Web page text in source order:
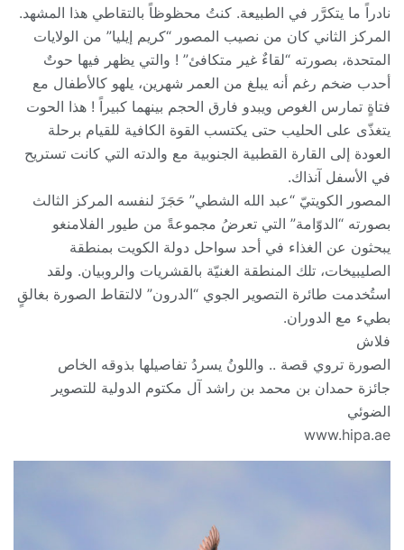
نادراً ما يتكرَّر في الطبيعة. كنتُ محظوظاً بالتقاطي هذا المشهد.
المركز الثاني كان من نصيب المصور “كريم إيليا” من الولايات
المتحدة، بصورته “لقاءٌ غير متكافئ” ! والتي يظهر فيها حوتٌ
أحدب ضخم رغم أنه يبلغ من العمر شهرين، يلهو كالأطفال مع
فتاةٍ تمارس الغوص ويبدو فارق الحجم بينهما كبيراً ! هذا الحوت
يتغذّى على الحليب حتى يكتسب القوة الكافية للقيام برحلة
العودة إلى القارة القطبية الجنوبية مع والدته التي كانت تستريح
في الأسفل آنذاك.
المصور الكويتيّ “عبد الله الشطي” حَجَزَ لنفسه المركز الثالث
بصورته “الدوّامة” التي تعرضُ مجموعةً من طيور الفلامنغو
يبحثون عن الغذاء في أحد سواحل دولة الكويت بمنطقة
الصليبيخات، تلك المنطقة الغنيّة بالقشريات والروبيان. ولقد
استُخدمت طائرة التصوير الجوي “الدرون” لالتقاط الصورة بغالقٍ
بطيء مع الدوران.
فلاش
الصورة تروي قصة .. واللونُ يسردُ تفاصيلها بذوقه الخاص
جائزة حمدان بن محمد بن راشد آل مكتوم الدولية للتصوير
الضوئي
www.hipa.ae